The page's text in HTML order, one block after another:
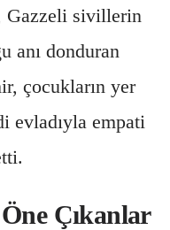
Gazzeli sivillerin
anı donduran
çocukların yer
evladıyla empati
Çıkanlar